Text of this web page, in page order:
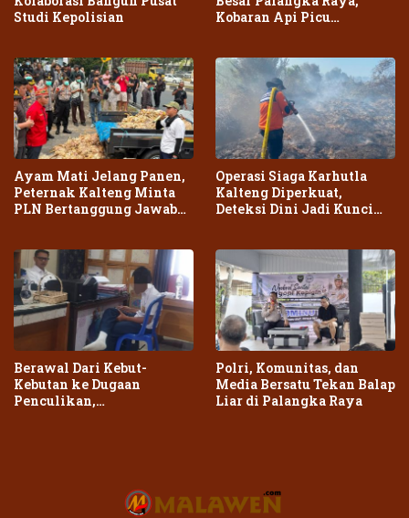
Studi Kepolisian
Kobaran Api Picu
Ayam Mati Jelang Panen,
Peternak Kalteng Minta
PLN Bertanggung Jawab
Operasi Siaga Karhutla
Kalteng Diperkuat,
Deteksi Dini Jadi Kunci
Berawal Dari Kebut-
Kebutan ke Dugaan
Penculikan,
Polri, Komunitas, dan
Media Bersatu Tekan Balap
Liar di Palangka Raya